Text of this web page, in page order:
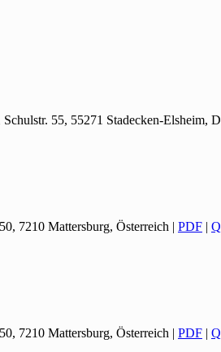
55, 55271 Stadecken-Elsheim,
7210 Mattersburg, Österreich | PDF|
7210 Mattersburg, Österreich | PDF|